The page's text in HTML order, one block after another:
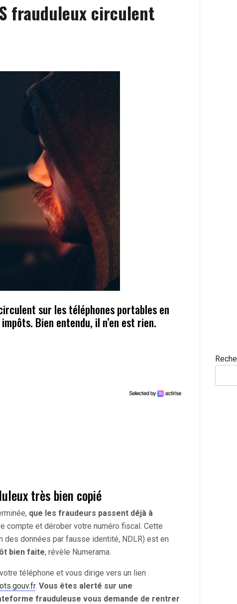
frauduleux circulent
sur les téléphones portables en
Bien entendu, il n’en est rien.
très bien copié
que les fraudeurs passent déjà à
compte et dérober votre numéro fiscal. Cette
des données par fausse identité, NDLR) est en
bien faite, révèle Numerama.
téléphone et vous dirige vers un lien
. Vous êtes alerté sur une
frauduleuse vous demande de rentrer